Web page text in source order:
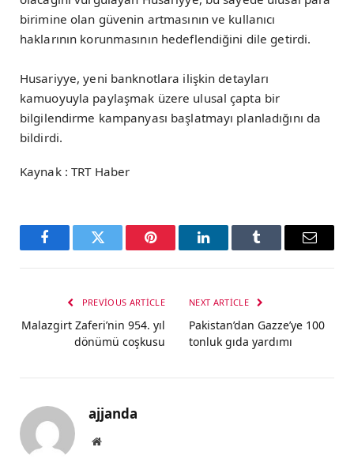
birimine olan güvenin artmasının ve kullanıcı
haklarının korunmasının hedeflendiğini dile getirdi.
Husariyye, yeni banknotlara ilişkin detayları
kamuoyuyla paylaşmak üzere ulusal çapta bir
bilgilendirme kampanyası başlatmayı planladığını da
bildirdi.
Kaynak : TRT Haber
FacebookTwitter Pinterest LinkedInTumblr Email
PREVIOUS ARTICLE
Malazgirt Zaferi’nin 954. yıl
dönümü coşkusu
NEXT ARTICLE
Pakistan’dan Gazze’ye 100
tonluk gıda yardımı
ajjanda
Website